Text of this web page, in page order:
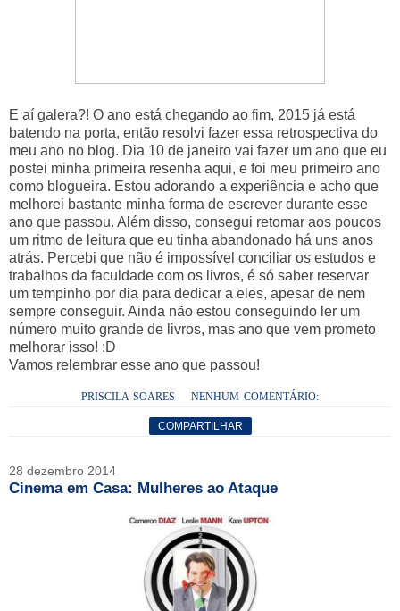
E aí galera?! O ano está chegando ao fim, 2015 já está
batendo na porta, então resolvi fazer essa retrospectiva do
meu ano no blog. Dia 10 de janeiro vai fazer um ano que eu
postei minha primeira resenha aqui, e foi meu primeiro ano
como blogueira. Estou adorando a experiência e acho que
melhorei bastante minha forma de escrever durante esse
ano que passou. Além disso, consegui retomar aos poucos
um ritmo de leitura que eu tinha abandonado há uns anos
atrás. Percebi que não é impossível conciliar os estudos e
trabalhos da faculdade com os livros, é só saber reservar
um tempinho por dia para dedicar a eles, apesar de nem
sempre conseguir. Ainda não estou conseguindo ler um
número muito grande de livros, mas ano que vem prometo
melhorar isso! :D
Vamos relembrar esse ano que passou!
PRISCILA SOARES NENHUM COMENTÁRIO:
COMPARTILHAR
28 dezembro 2014
Cinema em Casa: Mulheres ao Ataque